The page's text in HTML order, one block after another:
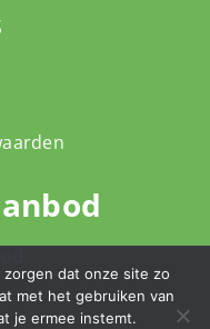
dat onze site zo
met het gebruiken van
je ermee instemt.